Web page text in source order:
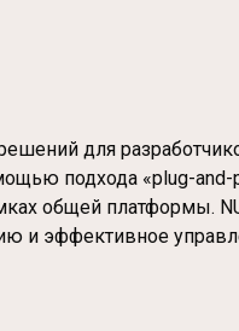
для
подхода «plug-and-
общей платформы.
и эффективное